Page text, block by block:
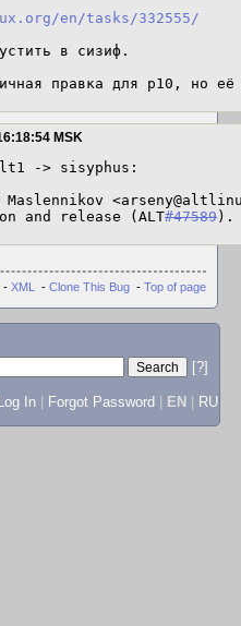
en/tasks/332555/
в сизиф.
правка для p10, но
MSK
-> sisyphus:
and release (ALT#47589 ).
- XML - Clone This Bug - Top of page
[?]
Log In Forgot Password EN RU